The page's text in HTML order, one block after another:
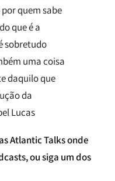
quem sabe
que é a
sobretudo
uma coisa
daquilo que
da
Lucas
Atlantic Talks onde
ou siga um dos